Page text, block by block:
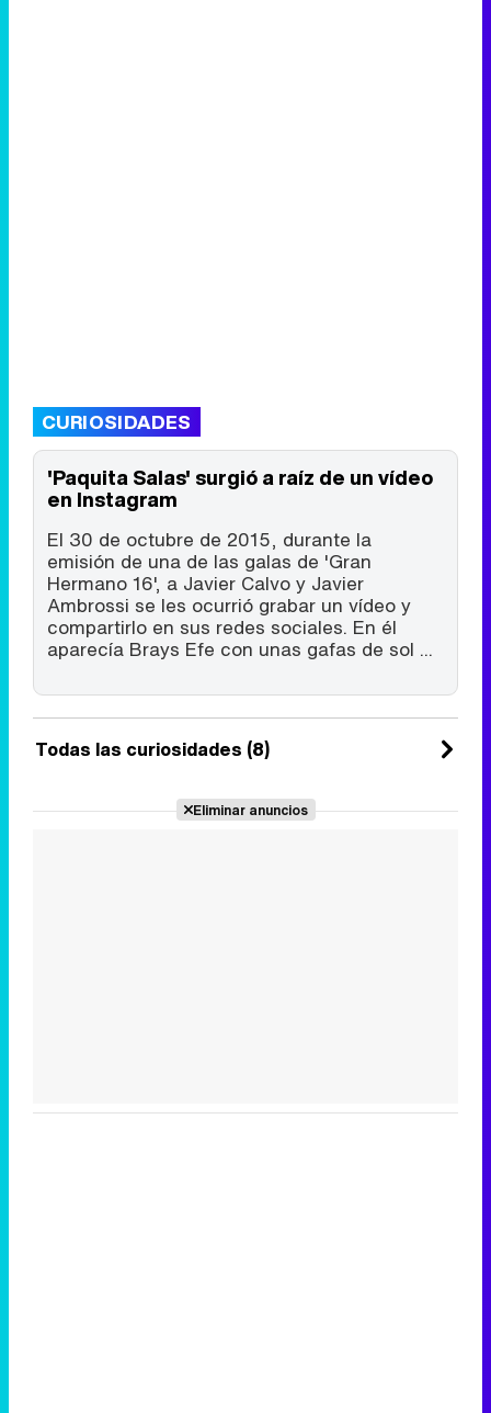
CURIOSIDADES
'Paquita Salas' surgió a raíz de un vídeo
en Instagram
El 30 de octubre de 2015, durante la
emisión de una de las galas de 'Gran
Hermano 16', a Javier Calvo y Javier
Ambrossi se les ocurrió grabar un vídeo y
compartirlo en sus redes sociales. En él
aparecía Brays Efe con unas gafas de sol ...
Todas las curiosidades (8)
Eliminar anuncios